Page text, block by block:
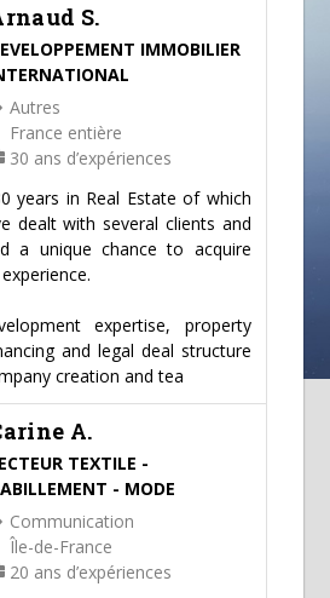
S.
IMMOBILIER
Autres
France entière
30 ans d’expériences
years in Real Estate of which
dealt with several clients and
a unique chance to acquire
expertise, property
and legal deal structure
creation and tea
A.
TEXTILE -
- MODE
Communication
Île-de-France
20 ans d’expériences